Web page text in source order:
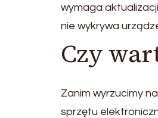
wymaga
nie wykrywa
Czy
Zanim wyrzucimy
sprzętu